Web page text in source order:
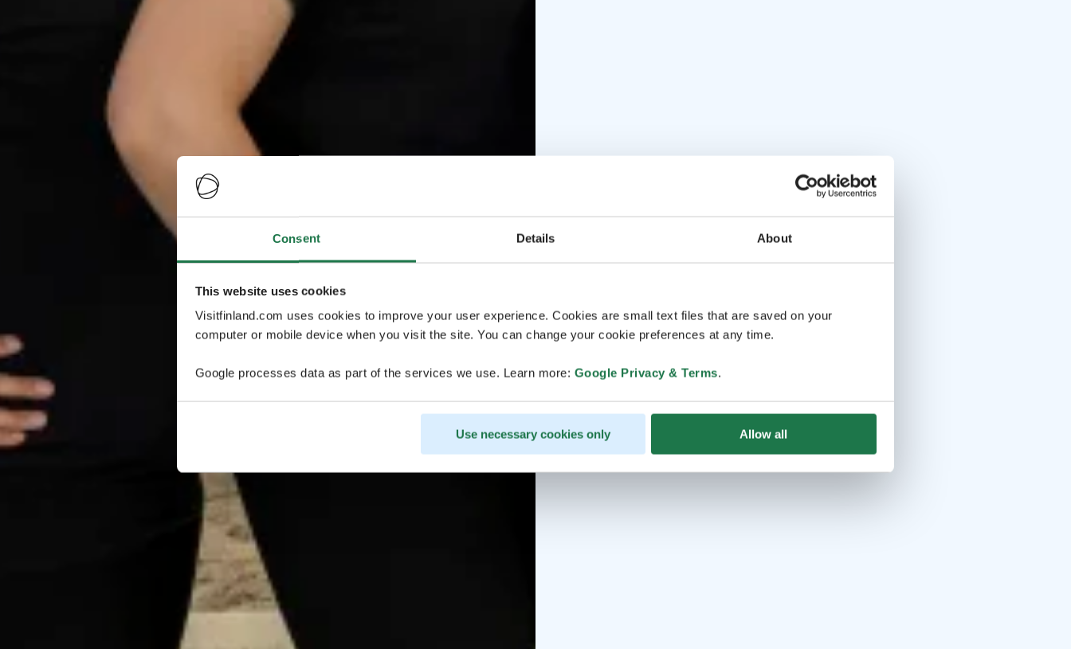
Consent Details About
This website uses cookies
Visitfinland.com uses cookies to improve your user experience. Cookies are small text files that are saved on your
computer or mobile device when you visit the site. You can change your cookie preferences at any time.
Google processes data as part of the services we use. Learn more: Google Privacy & Terms.
Use necessary cookies only Allow all